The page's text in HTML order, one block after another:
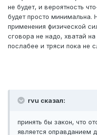
не будет, и вероятность
будет просто минимальна.
применения физической
сговора не надо, хватай
послабее и тряси пока не
rvu сказал:
принять бы закон, что
является оправданием